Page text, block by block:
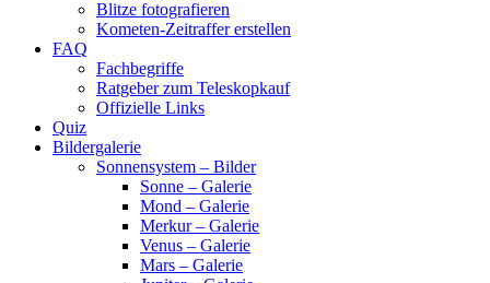
Blitze fotografieren
Kometen-Zeitraffer erstellen
FAQ
Fachbegriffe
Ratgeber zum Teleskopkauf
Offizielle Links
Quiz
Bildergalerie
Sonnensystem – Bilder
Sonne – Galerie
Mond – Galerie
Merkur – Galerie
Venus – Galerie
Mars – Galerie